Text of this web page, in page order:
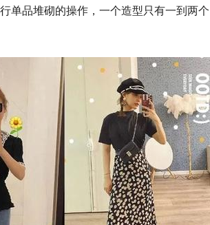
单品堆砌的操作，一个造型只有一到两个